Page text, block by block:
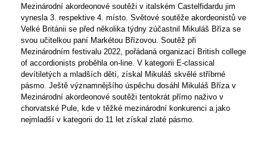
Mezinárodní akordeonové soutěži v italském Castelfidardu jim
vynesla 3. respektive 4. místo. Světové soutěže akordeonistů ve
Velké Británii se před několika týdny zúčastnil Mikuláš Bříza se
svou učitelkou paní Markétou Břízovou. Soutěž při
Mezinárodním festivalu 2022, pořádaná organizací British college
of accordionists proběhla on-line. V kategorii E-classical
devítiletých a mladších dětí, získal Mikuláš skvělé stříbrné
pásmo. Ještě významnějšího úspěchu dosáhl Mikuláš Bříza v
Mezinárodní akordeonové soutěži tentokrát přímo naživo v
chorvatské Pule, kde v těžké mezinárodní konkurenci a jako
nejmladší v kategorii do 11 let získal zlaté pásmo.